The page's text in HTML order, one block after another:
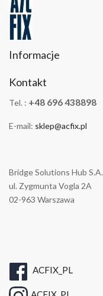
Informacje
Kontakt
Tel. : +48 696 438898
E-mail: sklep@acfix.pl
Bridge Solutions Hub S.A.
ul. Zygmunta Vogla 2A
02-963 Warszawa
ACFIX_PL